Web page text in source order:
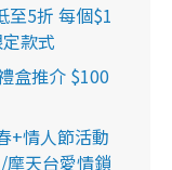
至5折 每個$1
款式
盒推介 $100
+情人節活動
天台愛情鎖